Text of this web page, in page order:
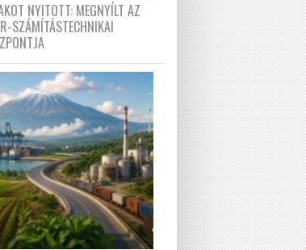
NYITOTT: MEGNYÍLT AZ
SZÁMÍTÁSTECHNIKAI